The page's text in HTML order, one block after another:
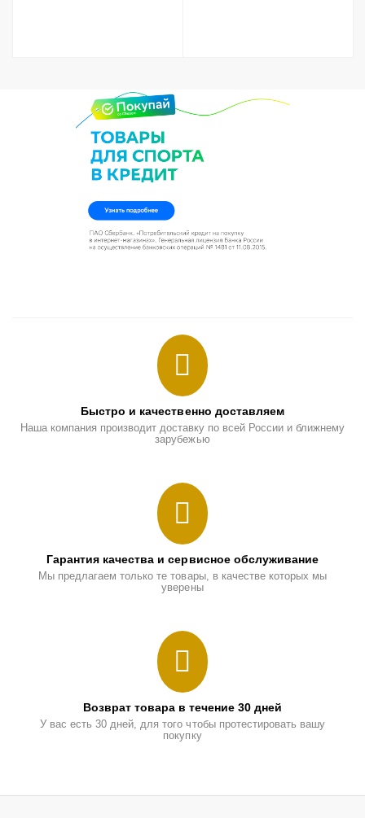
Быстро и качественно доставляем
Наша компания производит доставку по всей России и ближнему
зарубежью
Гарантия качества и сервисное обслуживание
Мы предлагаем только те товары, в качестве которых мы
уверены
Возврат товара в течение 30 дней
У вас есть 30 дней, для того чтобы протестировать вашу
покупку